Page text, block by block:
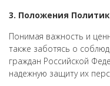
3. Положения
Понимая важность и
также заботясь о
граждан Российской
надежную защиту их